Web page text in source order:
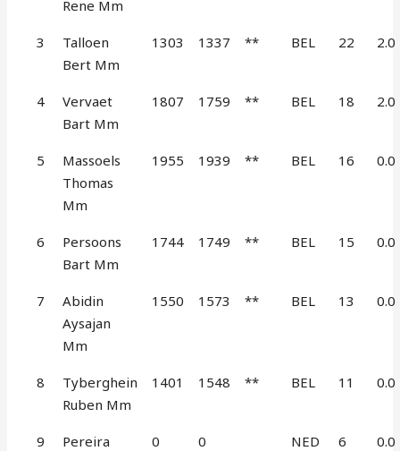
Rene Mm
3
Talloen
Bert Mm
1303 1337 ** BEL 22 2.0
4
Vervaet
Bart Mm
1807 1759 ** BEL 18 2.0
5
Massoels
Thomas
Mm
1955 1939 ** BEL 16 0.0
6
Persoons
Bart Mm
1744 1749 ** BEL 15 0.0
7
Abidin
Aysajan
Mm
1550 1573 ** BEL 13 0.0
8
Tyberghein
Ruben Mm
1401 1548 ** BEL 11 0.0
9
Pereira
0 0 NED 6 0.0